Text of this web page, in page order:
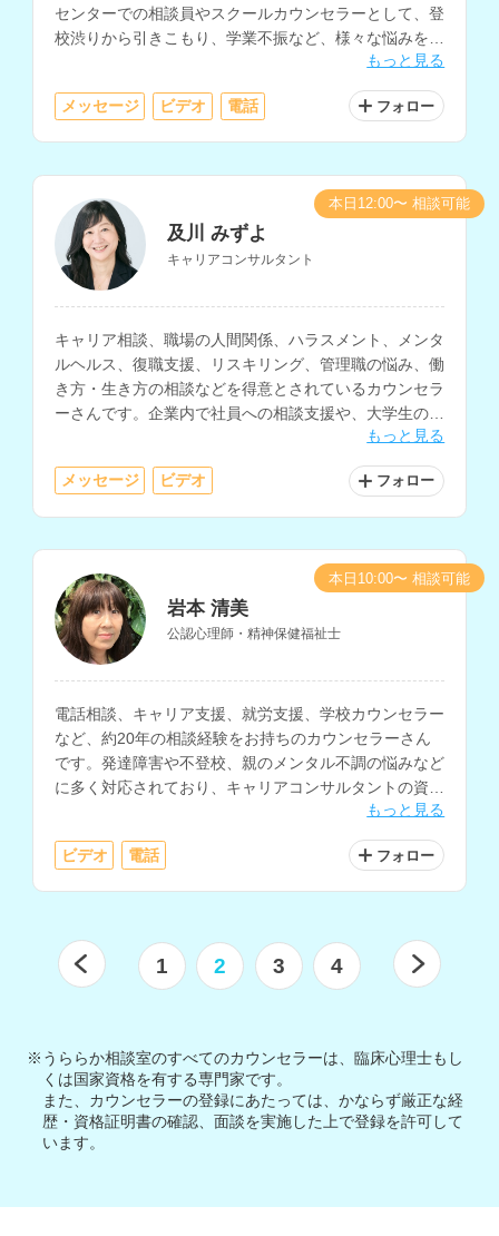
センターでの相談員やスクールカウンセラーとして、登
校渋りから引きこもり、学業不振など、様々な悩みを抱
える子どもとその保護者の相談を多く経験されていま
もっと見る
メッセージ ビデオ 電話 フォロー
及川 みずよ
キャリアコンサルタント
キャリア相談、職場の人間関係、ハラスメント、メンタ
ルヘルス、復職支援、リスキリング、管理職の悩み、働
き方・生き方の相談などを得意とされているカウンセラ
ーさんです。企業内で社員への相談支援や、大学生の就
もっと見る
メッセージ ビデオ フォロー
本日12:00〜 相談可能
岩本 清美
公認心理師・精神保健福祉士
電話相談、キャリア支援、就労支援、学校カウンセラー
など、約20年の相談経験をお持ちのカウンセラーさん
です。発達障害や不登校、親のメンタル不調の悩みなど
に多く対応されており、キャリアコンサルタントの資格
もっと見る
ビデオ 電話 フォロー
本日10:00〜 相談可能
1 2 3 4
※うららか相談室のすべてのカウンセラーは、臨床心理士もし
くは国家資格を有する専門家です。
また、カウンセラーの登録にあたっては、かならず厳正な経
歴・資格証明書の確認、面談を実施した上で登録を許可して
います。